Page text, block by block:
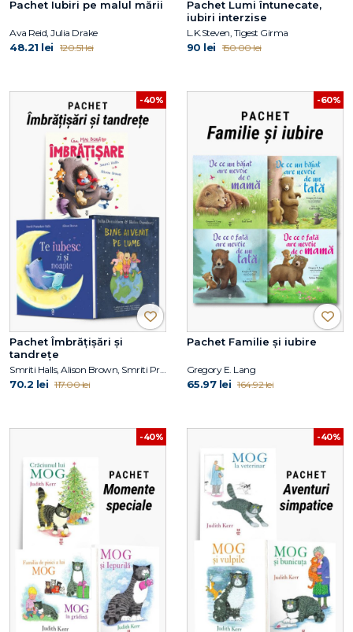
Pachet Iubiri pe malul mării
Ava Reid, Julia Drake
48.21 lei 120.51 lei
Pachet Lumi întunecate,
iubiri interzise
L.K.Steven, Tigest Girma
90 lei 150.00 lei
-40%
Pachet Îmbrățișări și
tandrețe
Smriti Halls, Alison Brown, Smriti Prasadam-Halls, Julia Donaldson
70.2 lei 117.00 lei
-60%
Pachet Familie și iubire
Gregory E. Lang
65.97 lei 164.92 lei
-40% -40%